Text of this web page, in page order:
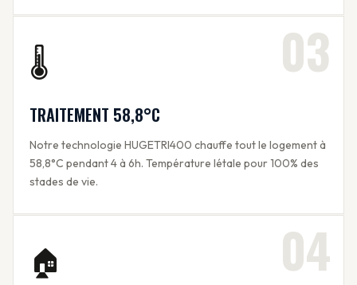
03
🌡️
TRAITEMENT 58,8°C
Notre technologie HUGETRI400 chauffe tout le logement à
58,8°C pendant 4 à 6h. Température létale pour 100% des
stades de vie.
04
🏠